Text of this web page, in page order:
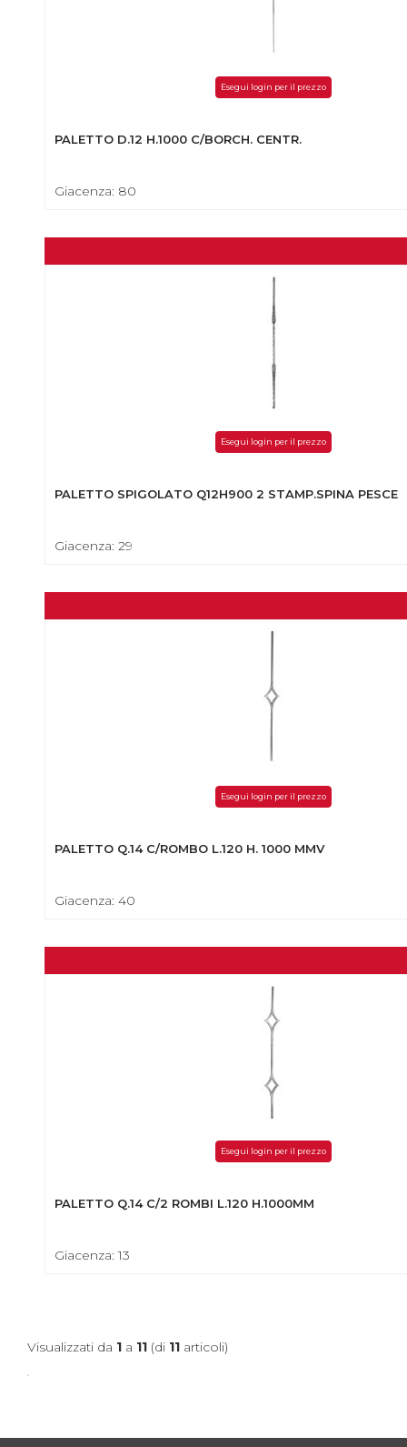
Esegui login per il prezzo
PALETTO D.12 H.1000 C/BORCH. CENTR.
Giacenza: 80
Esegui login per il prezzo
PALETTO SPIGOLATO Q12H900 2 STAMP.SPINA PESCE
Giacenza: 29
Esegui login per il prezzo
PALETTO Q.14 C/ROMBO L.120 H. 1000 MMV
Giacenza: 40
Esegui login per il prezzo
PALETTO Q.14 C/2 ROMBI L.120 H.1000MM
Giacenza: 13
Visualizzati da 1 a 11 (di 11 articoli)